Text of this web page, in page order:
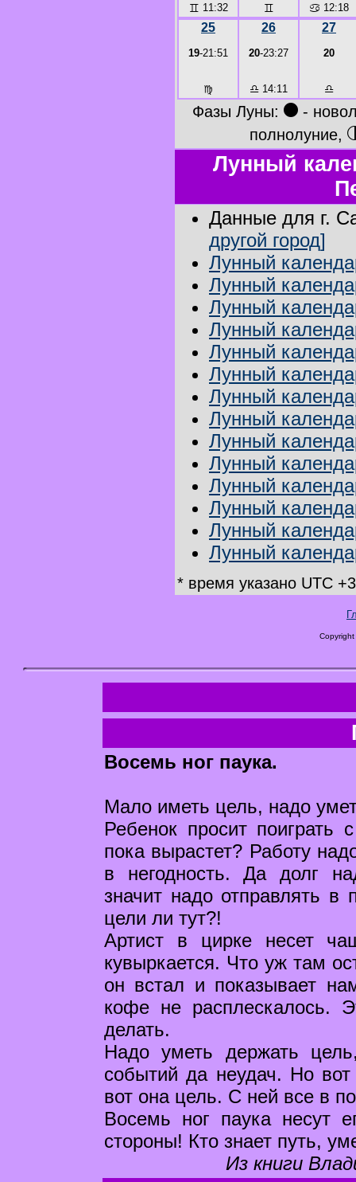
♊ 11:32 ♊ ♋ 12:18
25
19-21:51
♍
26
20-23:27
♎ 14:11
27
20
♎
Фазы Луны: ● -
полнолуние,
Лунный
Данные для г.
другой город]
Лунный
Лунный
Лунный
Лунный
Лунный
Лунный
Лунный
Лунный
Лунный
Лунный
Лунный
Лунный
Лунный
Лунный
* время указано UTC
Восемь ног паука.
Мало иметь цель, надо
Ребенок просит
пока вырастет? Работу
в негодность. Да долг
значит надо отправлять
цели ли тут?!
Артист в цирке несет
кувыркается. Что уж там
он встал и показывает
кофе не расплескалось.
делать.
Надо уметь держать
событий да неудач. Но
вот она цель. C ней все в
Восемь ног паука несут
стороны! Кто знает путь,
Из книги